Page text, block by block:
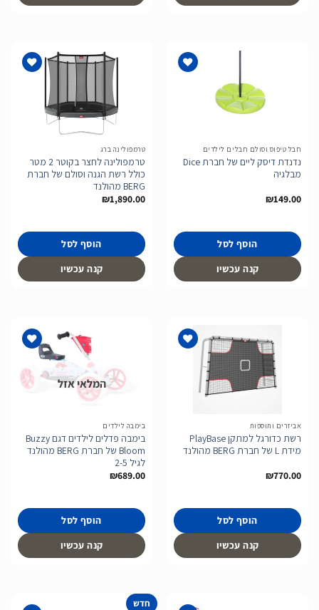
חבל טיפוס וסולם חבלים לילדים
נדנדת דיסק ליים של חברת Dice
מבלגיה
₪149.00
הוסף לסל
קנה עכשיו
טרמפולינה ברג
טרמפולינה לחצר בקוטר 2 מטר
כולל רשת הגנה וסולם של חברת
BERG מהולנד
₪1,890.00
הוסף לסל
קנה עכשיו
אביזרים ותוספות
רשת כדורגל למתקן PlayBase
מידת L של חברת BERG מהולנד
₪770.00
הוסף לסל
קנה עכשיו
הוסף
לרשימת
המלאי אזל
בימבה לילדים
בימבה פדלים לילדים דגם Buzzy
Bloom של חברת BERG מהולנד
לגיל 2-5
₪689.00
הוסף לסל
קנה עכשיו
חדש